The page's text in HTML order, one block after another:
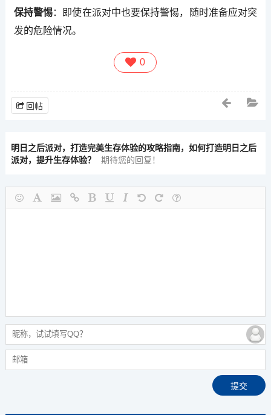
保持警惕：即使在派对中也要保持警惕，随时准备应对突
发的危险情况。
0
回帖
明日之后派对，打造完美生存体验的攻略指南，如何打造明日之后
派对，提升生存体验？
期待您的回复！